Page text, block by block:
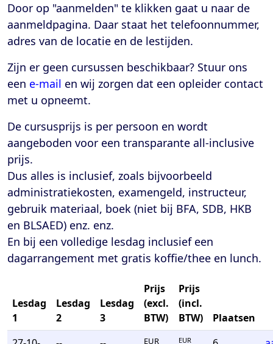
Door op "aanmelden" te klikken gaat u naar de
aanmeldpagina. Daar staat het telefoonnummer,
adres van de locatie en de lestijden.
Zijn er geen cursussen beschikbaar? Stuur ons
een e-mail en wij zorgen dat een opleider contact
met u opneemt.
De cursusprijs is per persoon en wordt
aangeboden voor een transparante all-inclusive
prijs.
Dus alles is inclusief, zoals bijvoorbeeld
administratiekosten, examengeld, instructeur,
gebruik materiaal, boek (niet bij BFA, SDB, HKB
en BLSAED) enz. enz.
En bij een volledige lesdag inclusief een
dagarrangement met gratis koffie/thee en lunch.
Lesdag
1
Lesdag
2
Lesdag
3
Prijs
(excl.
BTW)
Prijs
(incl.
BTW)
Plaatsen
EUR EUR